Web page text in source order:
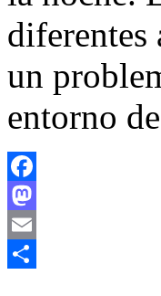
diferentes
un
entorno
Facebook
Mastodon
Email